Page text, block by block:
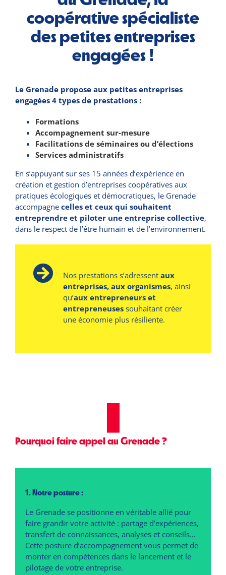
coopérative spécialiste
des petites entreprises
engagées !
Le Grenade propose aux petites entreprises
engagées 4 types de prestations :
Formations
Accompagnement sur-mesure
Facilitations de séminaires ou d’élections
Services administratifs
En s’appuyant sur ses 15 années d’expérience en
création et gestion d’entreprises coopératives aux
pratiques écologiques et démocratiques, le Grenade
accompagnecelles et ceux qui souhaitent
entreprendre et piloter une entreprise collective,
dans le respect de l’être humain et de l’environnement.
Nos prestations s’adressent aux
entreprises, aux organismes, ainsi
qu’aux entrepreneurs et
entrepreneusessouhaitant créer
une économie plus résiliente.
Pourquoi faire appel au Grenade ?
1. Notre posture :
Le Grenade se positionne en véritable allié pour
faire grandir votre activité : partage d’expériences,
transfert de connaissances, analyses et conseils…
Cette posture d’accompagnement vous permet de
monter en compétences dans le lancement et le
pilotage de votre entreprise.